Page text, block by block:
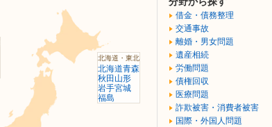
北海道・東北
北海道青森
秋田 山形
岩手宮城
福島
借金・債務整理
交通事故
離婚・男女問題
遺産相続
労働問題
債権回収
医療問題
詐欺被害・消費者被害
国際・外国人問題